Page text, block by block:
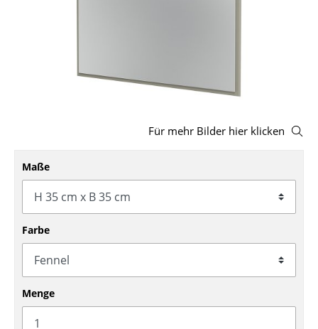
Sitzsäcke
Schaukelstühle
Bürodrehstühle
Konferenzstühle
Bürosessel
Einzelteile
... alle Sitzmöbel
Für mehr Bilder hier klicken
Maße
Farbe
Menge